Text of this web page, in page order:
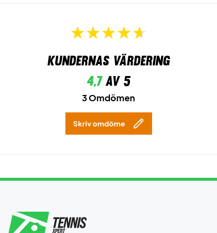
Kundernas värdering
4,7av 5
3 Omdömen
Skriv omdöme